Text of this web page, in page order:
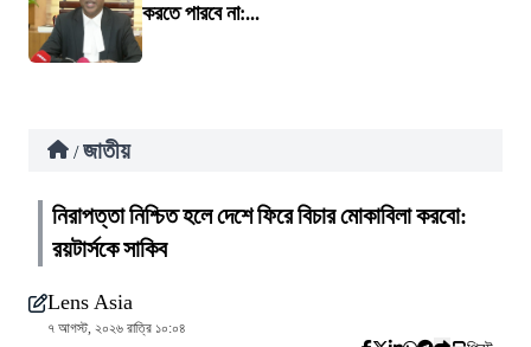
করতে পারবে না:...
/ জাতীয়
নিরাপত্তা নিশ্চিত হলে দেশে ফিরে বিচার মোকাবিলা করবো:
রয়টার্সকে সাকিব
Lens Asia
৭ আগস্ট, ২০২৬ রাত্রি ১০:০৪